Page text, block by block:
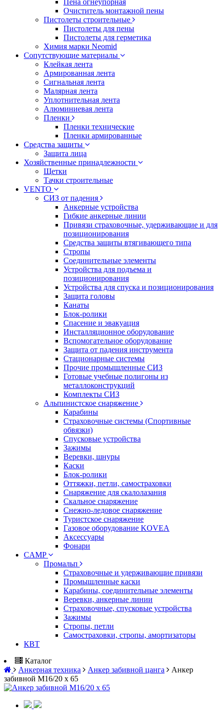
Пена огнеупорная
Очиститель монтажной пены
Пистолеты строительные
Пистолеты для пены
Пистолеты для герметика
Химия марки Neomid
Сопутствующие материалы
Клейкая лента
Армированная лента
Сигнальная лента
Малярная лента
Уплотнительная лента
Алюминиевая лента
Пленки
Пленки технические
Пленки армированные
Средства защиты
Защита лица
Хозяйственные принадлежности
Щетки
Тачки строительные
VENTO
СИЗ от падения
Анкерные устройства
Гибкие анкерные линии
Привязи страховочные, удерживающие и для
позиционирования
Средства защиты втягивающего типа
Стропы
Соединительные элементы
Устройства для подъема и
позиционирования
Устройства для спуска и позиционирования
Защита головы
Канаты
Блок-ролики
Спасение и эвакуация
Инсталляционное оборудование
Вспомогательное оборудование
Защита от падения инструмента
Стационарные системы
Прочие промышленные СИЗ
Готовые учебные полигоны из
металлоконструкций
Комплекты СИЗ
Альпинистское снаряжение
Карабины
Страховочные системы (Спортивные
обвязки)
Спусковые устройства
Зажимы
Веревки, шнуры
Каски
Блок-ролики
Оттяжки, петли, самостраховки
Снаряжение для скалолазания
Скальное снаряжение
Снежно-ледовое снаряжение
Туристское снаряжение
Газовое оборудование KOVEA
Аксессуары
Фонари
CAMP
Промальп
Страховочные и удерживающие привязи
Промышленные каски
Карабины, соединительные элементы
Веревки, анкерные линии
Страховочные, спусковые устройства
Зажимы
Стропы, петли
Самостраховки, стропы, амортизаторы
КВТ
Каталог
Анкерная техника
Анкер забивной цанга
Анкер
забивной M16/20 х 65